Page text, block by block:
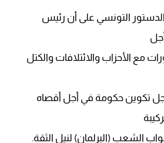
89 من الدستور التونسي على أن رئيس
مع الأحزاب والائتلافات والكتل
تكوين حكومة في أجل أقصاه
الشعب (البرلمان) لنيل الثقة.